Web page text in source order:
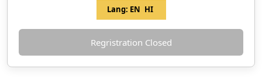
Lang: EN HI
Regristration Closed